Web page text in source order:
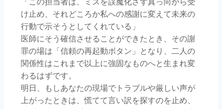
け止め、それどころか私への感謝に変えて未来の
行動で示そうとしてくれている」
医師にそう確信させることができたとき、その謝
罪の場は「信頼の再起動ボタン」となり、二人の
関係性はこれまで以上に強固なものへと生まれ変
わるはずです。
明日、もしあなたの現場でトラブルや厳しい声が
上がったときは、慌てて言い訳を探すのを止め、